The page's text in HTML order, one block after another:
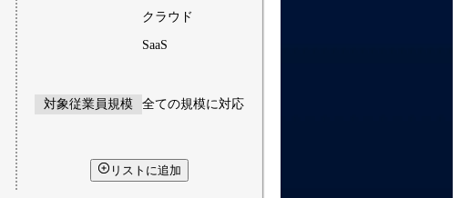
クラウド
SaaS
対象従業員規模 全ての規模に対応
リストに追加